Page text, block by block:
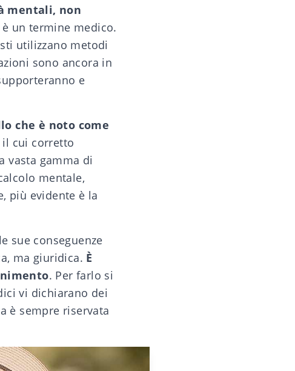
mentali, non
un termine medico.
utilizzano metodi
sono ancora in
e
che è noto come
cui corretto
vasta gamma di
mentale,
più evidente è la
sue conseguenze
ma giuridica. È
. Per farlo si
vi dichiarano dei
è sempre riservata